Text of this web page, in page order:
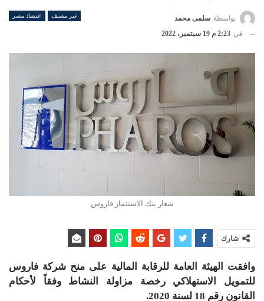
غير مصنف اقتصاد مصر بواسطة سلمى محمد
في 2:23 م 19 سبتمبر، 2022
شعار بنك الاستثمار فاروس
شارك
وافقت الهيئة العامة للرقابة المالية على منح شركة فاروس
للتمويل الاستهلاكي رخصة مزاولة النشاط وفقاً لأحكام
القانون رقم 18 لسنة 2020.